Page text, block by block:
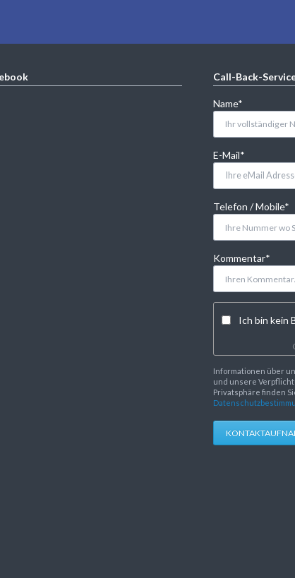
Call-Back-
Pflichtfeld
Name*
Pflichtfeld
E-Mail*
Pflichtfeld
Telefon / Mobile*
Pflichtfeld
Kommentar*
Ich bin kein
Informationen über
und unsere
Privatsphäre finden